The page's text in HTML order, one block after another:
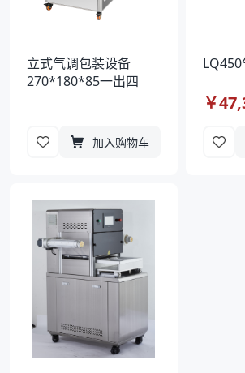
立式气调包装设备
270*180*85一出四
加入购物车
￥